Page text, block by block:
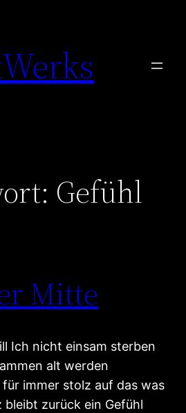
Gefühl
Mitte
Ich nicht einsam sterben
alt werden
immer stolz auf das was
bleibt zurück ein Gefühl